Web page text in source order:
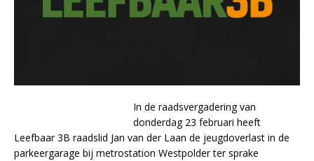
In de raadsvergadering van
donderdag 23 februari heeft
Leefbaar 3B raadslid Jan van der Laan de jeugdoverlast in de
parkeergarage bij metrostation Westpolder ter sprake